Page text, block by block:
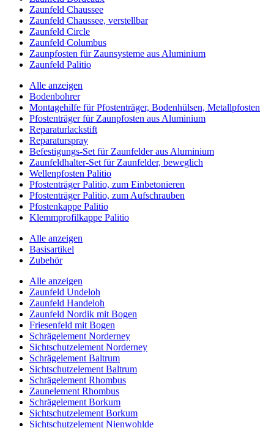
Zaunfeld Chaussee
Zaunfeld Chaussee, verstellbar
Zaunfeld Circle
Zaunfeld Columbus
Zaunpfosten für Zaunsysteme aus Aluminium
Zaunfeld Palitio
Alle anzeigen
Bodenbohrer
Montagehilfe für Pfostenträger, Bodenhülsen, Metallpfosten
Pfostenträger für Zaunpfosten aus Aluminium
Reparaturlackstift
Reparaturspray
Befestigungs-Set für Zaunfelder aus Aluminium
Zaunfeldhalter-Set für Zaunfelder, beweglich
Wellenpfosten Palitio
Pfostenträger Palitio, zum Einbetonieren
Pfostenträger Palitio, zum Aufschrauben
Pfostenkappe Palitio
Klemmprofilkappe Palitio
Alle anzeigen
Basisartikel
Zubehör
Alle anzeigen
Zaunfeld Undeloh
Zaunfeld Handeloh
Zaunfeld Nordik mit Bogen
Friesenfeld mit Bogen
Schrägelement Norderney
Sichtschutzelement Norderney
Schrägelement Baltrum
Sichtschutzelement Baltrum
Schrägelement Rhombus
Zaunelement Rhombus
Schrägelement Borkum
Sichtschutzelement Borkum
Sichtschutzelement Nienwohlde